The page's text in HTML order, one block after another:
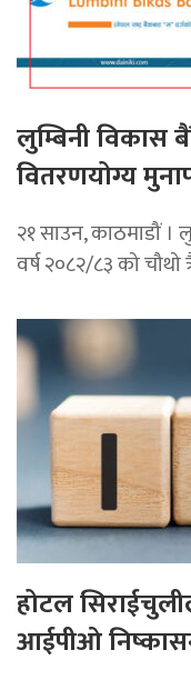
लुम्बिनी विकास
वितरणयोग्य
२१ साउन, काठमाडौं
वर्ष २०८२/८३ को चौथो
होटल
आईपीओ